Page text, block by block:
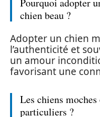
Pourquoi adopter
chien beau ?
Adopter un chien
l’authenticité et
un amour
favorisant une
Les chiens
particuliers ?